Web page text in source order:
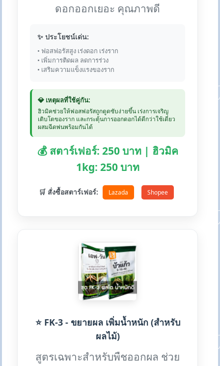
ดอกออกเยอะ คุณภาพดี
✨ ประโยชน์เด่น:
• ฟอสฟอรัสสูง เร่งดอก เร่งราก
• เพิ่มการติดผล ลดการร่วง
• เสริมความแข็งแรงของราก
💎 เหตุผลที่ใช้คู่กัน:
ฮิวมิคช่วยให้ฟอสฟอรัสถูกดูดซับง่ายขึ้น เร่งการเจริญ
เติบโตของราก และกระตุ้นการออกดอกได้ดีกว่าใช้เดี่ยว
ผสมฉีดพ่นพร้อมกันได้
💰 สตาร์เฟอร์: 250 บาท | ฮิวมิค
1kg: 250 บาท
🛒 สั่งซื้อสตาร์เฟอร์: Lazada Shopee
⭐ FK-3 - ขยายผล เพิ่มน้ำหนัก (สำหรับ
ผลไม้)
สูตรเฉพาะสำหรับพืชออกผล ช่วย